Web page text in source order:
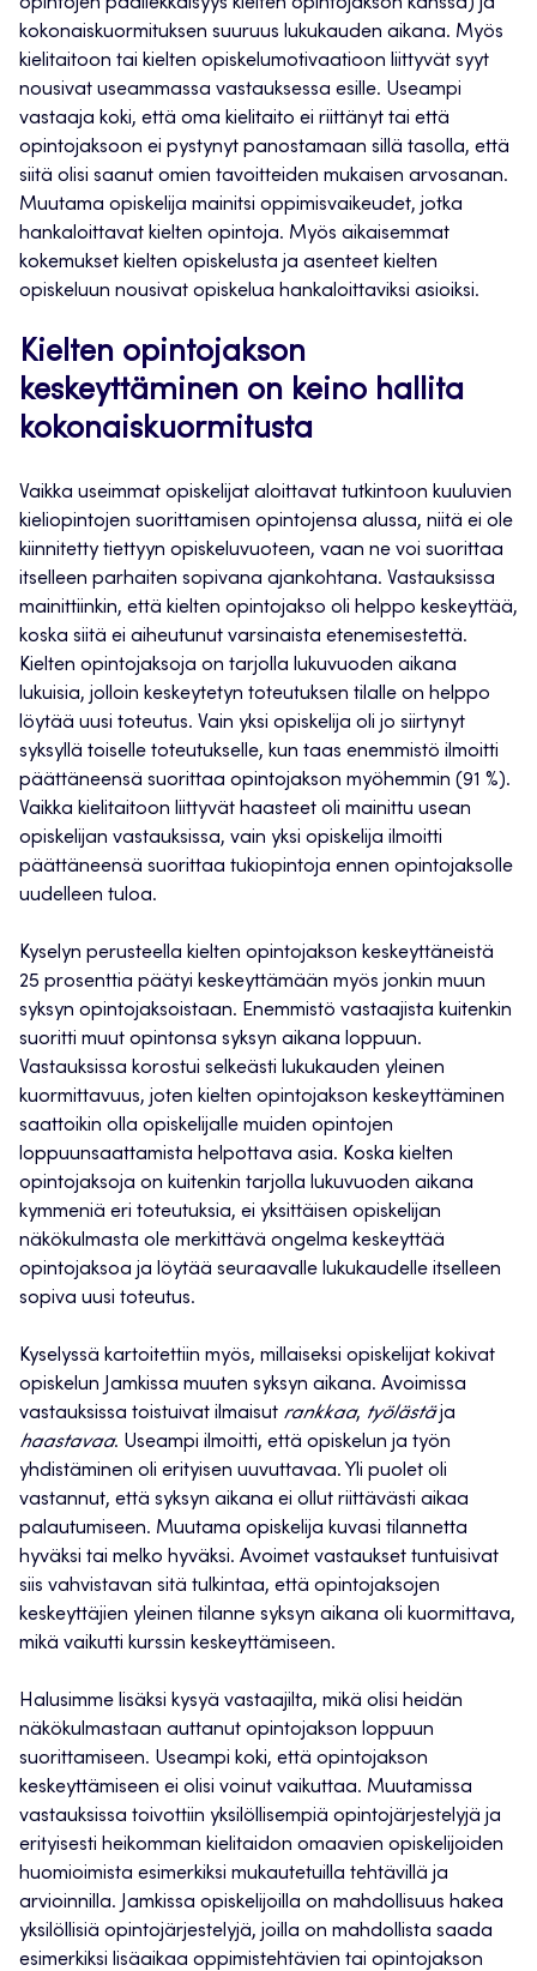
kokonaiskuormituksen suuruus lukukauden aikana. Myös
kielitaitoon tai kielten opiskelumotivaatioon liittyvät syyt
nousivat useammassa vastauksessa esille. Useampi
vastaaja koki, että oma kielitaito ei riittänyt tai että
opintojaksoon ei pystynyt panostamaan sillä tasolla, että
siitä olisi saanut omien tavoitteiden mukaisen arvosanan.
Muutama opiskelija mainitsi oppimisvaikeudet, jotka
hankaloittavat kielten opintoja. Myös aikaisemmat
kokemukset kielten opiskelusta ja asenteet kielten
opiskeluun nousivat opiskelua hankaloittaviksi asioiksi.
Kielten opintojakson
keskeyttäminen on keino hallita
kokonaiskuormitusta
Vaikka useimmat opiskelijat aloittavat tutkintoon kuuluvien
kieliopintojen suorittamisen opintojensa alussa, niitä ei ole
kiinnitetty tiettyyn opiskeluvuoteen, vaan ne voi suorittaa
itselleen parhaiten sopivana ajankohtana. Vastauksissa
mainittiinkin, että kielten opintojakso oli helppo keskeyttää,
koska siitä ei aiheutunut varsinaista etenemisestettä.
Kielten opintojaksoja on tarjolla lukuvuoden aikana
lukuisia, jolloin keskeytetyn toteutuksen tilalle on helppo
löytää uusi toteutus. Vain yksi opiskelija oli jo siirtynyt
syksyllä toiselle toteutukselle, kun taas enemmistö ilmoitti
päättäneensä suorittaa opintojakson myöhemmin (91 %).
Vaikka kielitaitoon liittyvät haasteet oli mainittu usean
opiskelijan vastauksissa, vain yksi opiskelija ilmoitti
päättäneensä suorittaa tukiopintoja ennen opintojaksolle
uudelleen tuloa.
Kyselyn perusteella kielten opintojakson keskeyttäneistä
25 prosenttia päätyi keskeyttämään myös jonkin muun
syksyn opintojaksoistaan. Enemmistö vastaajista kuitenkin
suoritti muut opintonsa syksyn aikana loppuun.
Vastauksissa korostui selkeästi lukukauden yleinen
kuormittavuus, joten kielten opintojakson keskeyttäminen
saattoikin olla opiskelijalle muiden opintojen
loppuunsaattamista helpottava asia. Koska kielten
opintojaksoja on kuitenkin tarjolla lukuvuoden aikana
kymmeniä eri toteutuksia, ei yksittäisen opiskelijan
näkökulmasta ole merkittävä ongelma keskeyttää
opintojaksoa ja löytää seuraavalle lukukaudelle itselleen
sopiva uusi toteutus.
Kyselyssä kartoitettiin myös, millaiseksi opiskelijat kokivat
opiskelun Jamkissa muuten syksyn aikana. Avoimissa
vastauksissa toistuivat ilmaisut rankkaa, työlästäja
haastavaa. Useampi ilmoitti, että opiskelun ja työn
yhdistäminen oli erityisen uuvuttavaa. Yli puolet oli
vastannut, että syksyn aikana ei ollut riittävästi aikaa
palautumiseen. Muutama opiskelija kuvasi tilannetta
hyväksi tai melko hyväksi. Avoimet vastaukset tuntuisivat
siis vahvistavan sitä tulkintaa, että opintojaksojen
keskeyttäjien yleinen tilanne syksyn aikana oli kuormittava,
mikä vaikutti kurssin keskeyttämiseen.
Halusimme lisäksi kysyä vastaajilta, mikä olisi heidän
näkökulmastaan auttanut opintojakson loppuun
suorittamiseen. Useampi koki, että opintojakson
keskeyttämiseen ei olisi voinut vaikuttaa. Muutamissa
vastauksissa toivottiin yksilöllisempiä opintojärjestelyjä ja
erityisesti heikomman kielitaidon omaavien opiskelijoiden
huomioimista esimerkiksi mukautetuilla tehtävillä ja
arvioinnilla. Jamkissa opiskelijoilla on mahdollisuus hakea
yksilöllisiä opintojärjestelyjä, joilla on mahdollista saada
esimerkiksi lisäaikaa oppimistehtävien tai opintojakson